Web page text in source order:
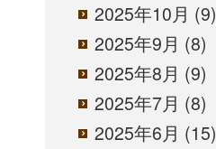
2025年10月 (9)
2025年9月 (8)
2025年8月 (9)
2025年7月 (8)
2025年6月 (15)